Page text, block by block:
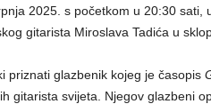
2025. s početkom u 20:30 sati,
gitarista Miroslava Tadića u
priznati glazbenik kojeg je časopis
gitarista svijeta. Njegov glazbeni